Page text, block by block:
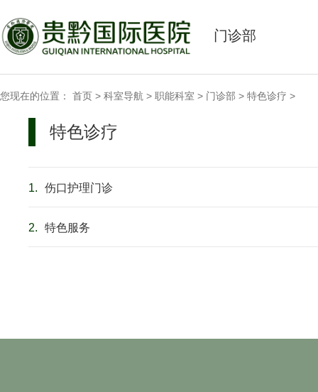
门诊部
您现在的位置： 首页 > 科室导航 > 职能科室 > 门诊部 > 特色诊疗 >
特色诊疗
1. 伤口护理门诊
2. 特色服务